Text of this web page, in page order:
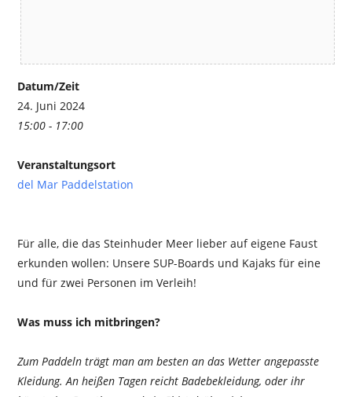
Datum/Zeit
24. Juni 2024
15:00 - 17:00
Veranstaltungsort
del Mar Paddelstation
Für alle, die das Steinhuder Meer lieber auf eigene Faust
erkunden wollen: Unsere SUP-Boards und Kajaks für eine
und für zwei Personen im Verleih!
Was muss ich mitbringen?
Zum Paddeln trägt man am besten an das Wetter angepasste
Kleidung. An heißen Tagen reicht Badebekleidung, oder ihr